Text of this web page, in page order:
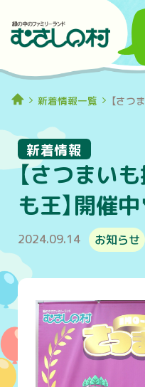
新着情報一覧 【さつ
【さつまいも
も王】開催
新着情報
2024.09.14 お知らせ